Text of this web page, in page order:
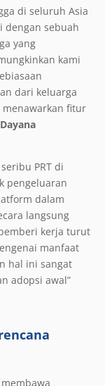
di seluruh Asia
dengan sebuah
yang
kami
dari keluarga
menawarkan fitur
Dayana
PRT di
pengeluaran
dalam
langsung
kerja turut
manfaat
hal ini sangat
adopsi awal”